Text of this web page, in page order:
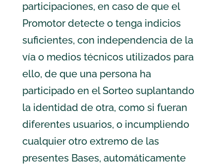
participaciones, en caso de que el
Promotor detecte o tenga indicios
suficientes, con independencia de la
vía o medios técnicos utilizados para
ello, de que una persona ha
participado en el Sorteo suplantando
la identidad de otra, como si fueran
diferentes usuarios, o incumpliendo
cualquier otro extremo de las
presentes Bases, automáticamente